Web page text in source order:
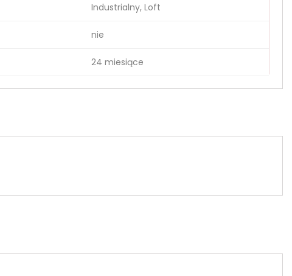
Industrialny, Loft
nie
24 miesiące